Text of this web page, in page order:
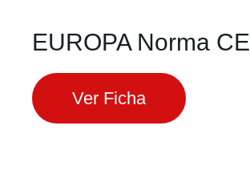
EUROPA Norma CE
Ver Ficha